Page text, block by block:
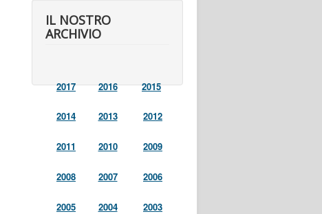
IL NOSTRO
ARCHIVIO
2017 2016 2015
2014 2013 2012
2011 2010 2009
2008 2007 2006
2005 2004 2003